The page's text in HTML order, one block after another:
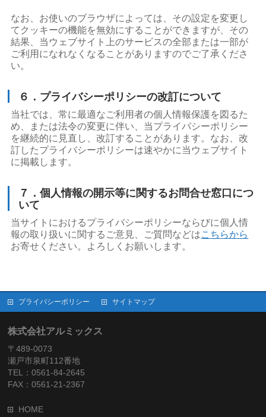
なお、お使いのブラウザによっては、その設定を変更し
てクッキーの機能を無効にすることができますが、その
結果、当ウェブサイト上のサービスの全部または一部が
ご利用になれなくなることがありますのでご了承くださ
い。
６．プライバシーポリシーの改訂について
当社では、常に最適なご利用者の個人情報保護を図るた
め、または法令の変更に伴い、当プライバシーポリシー
を継続的に見直し、改訂することがあります。なお、改
訂したプライバシーポリシーは速やかに当ウェブサイト
に掲載します。
７．個人情報の開示等に関するお問合せ窓口につ
いて
当サイトにおけるプライバシーポリシーならびに個人情
報の取り扱いに関するご意見、ご質問などはこちらから
お寄せください。よろしくお願いします。
プライバシーポリシー サイトマップ
株式会社アルミックス
〒489-0073
瀬戸市泉町112番地
TEL：0561-84-2645
FAX：0561-21-2367
HOME